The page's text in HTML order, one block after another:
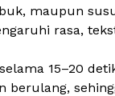
maupun
rasa,
15–20
berulang,